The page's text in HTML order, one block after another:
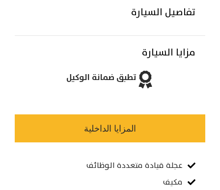
تفاصيل السيارة
مزايا السيارة
تطبق ضمانة الوكيل
المزايا الداخلية
عجلة قيادة متعددة الوظائف
مكيف